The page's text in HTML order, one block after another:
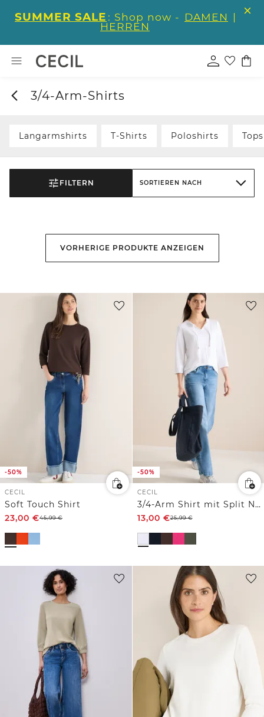
SUMMER SALE : Shop now - DAMEN |
HERREN
3/4-Arm-Shirts
Langarmshirts T-Shirts Poloshirts Tops
FILTERN SORTIEREN NACH
VORHERIGE PRODUKTE ANZEIGEN
-50%
CECIL
Soft Touch Shirt
23,00 €45,99€
-50%
CECIL
3/4-Arm Shirt mit Split Neck
13,00 €25,99€